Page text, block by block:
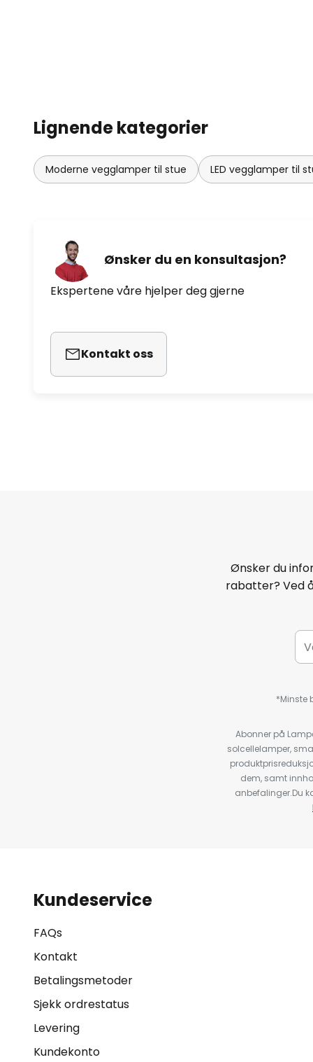
Lignende kategorier
Moderne vegglamper til stue LED vegglamper til
Ønsker du en konsultasjon?
Ekspertene våre hjelper deg gjerne
Kontakt oss
Ønsker du
rabatter? Ved
*Minste
Abonner på
solcellelamper,
dem, samt
anbefalinger.Du
Kundeservice
FAQs
Kontakt
Betalingsmetoder
Sjekk ordrestatus
Levering
Kundekonto